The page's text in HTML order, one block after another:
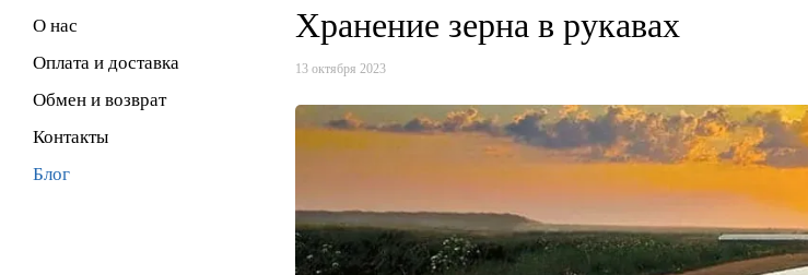
Хранение зерна в рукавах
13 октября 2023
О нас
Оплата и доставка
Обмен и возврат
Контакты
Блог